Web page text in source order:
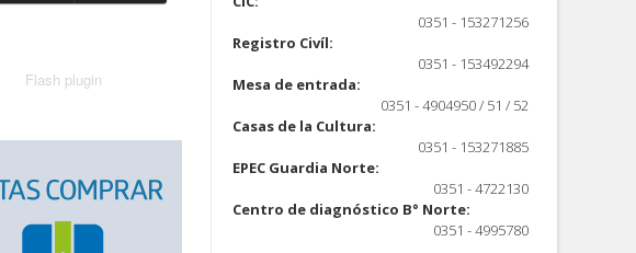
Flash plugin
0351 - 153271256
Registro Civíl:
0351 - 153492294
Mesa de entrada:
0351 - 4904950 / 51 / 52
Casas de la Cultura:
0351 - 153271885
EPEC Guardia Norte:
0351 - 4722130
Centro de diagnóstico B° Norte:
0351 - 4995780